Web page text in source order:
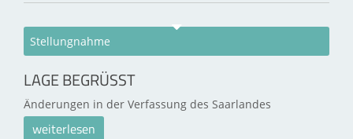
Stellungnahme
LAGE BEGRÜSST
Änderungen in der Verfassung des Saarlandes
weiterlesen